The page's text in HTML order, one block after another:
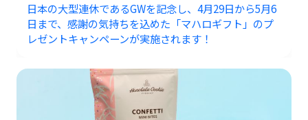
日本の大型連休であるGWを記念し、4月29日から5月6
日まで、感謝の気持ちを込めた「マハロギフト」のプ
レゼントキャンペーンが実施されます！